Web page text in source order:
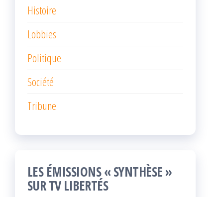
Histoire
Lobbies
Politique
Société
Tribune
LES ÉMISSIONS « SYNTHÈSE »
SUR TV LIBERTÉS